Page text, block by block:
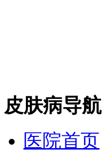
皮肤病导航
医院首页